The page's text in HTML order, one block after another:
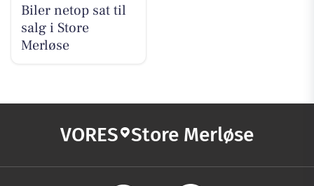
Biler netop sat til
salg i Store
Merløse
VORES Store Merløse